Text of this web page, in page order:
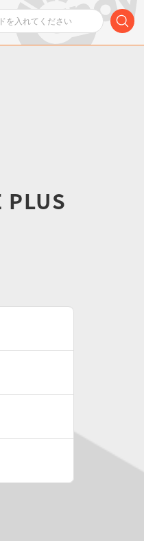
PLUS